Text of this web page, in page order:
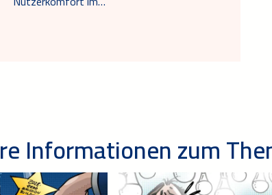
Informationen zum